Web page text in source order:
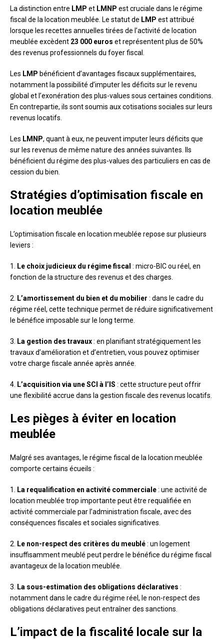
La distinction entre LMP et LMNP est cruciale dans le régime
fiscal de la location meublée. Le statut de LMP est attribué
lorsque les recettes annuelles tirées de l’activité de location
meublée excèdent 23 000 euros et représentent plus de 50%
des revenus professionnels du foyer fiscal.
Les LMP bénéficient d’avantages fiscaux supplémentaires,
notamment la possibilité d’imputer les déficits sur le revenu
global et l’exonération des plus-values sous certaines conditions.
En contrepartie, ils sont soumis aux cotisations sociales sur leurs
revenus locatifs.
Les LMNP, quant à eux, ne peuvent imputer leurs déficits que
sur les revenus de même nature des années suivantes. Ils
bénéficient du régime des plus-values des particuliers en cas de
cession du bien.
Stratégies d’optimisation fiscale en
location meublée
L’optimisation fiscale en location meublée repose sur plusieurs
leviers :
1. Le choix judicieux du régime fiscal : micro-BIC ou réel, en
fonction de la structure des revenus et des charges.
2. L’amortissement du bien et du mobilier : dans le cadre du
régime réel, cette technique permet de réduire significativement
le bénéfice imposable sur le long terme.
3. La gestion des travaux: en planifiant stratégiquement les
travaux d’amélioration et d’entretien, vous pouvez optimiser
votre charge fiscale année après année.
4. L’acquisition via une SCI à l’IS : cette structure peut offrir
une flexibilité accrue dans la gestion fiscale des revenus locatifs.
Les pièges à éviter en location
meublée
Malgré ses avantages, le régime fiscal de la location meublée
comporte certains écueils :
1. La requalification en activité commerciale: une activité de
location meublée trop importante peut être requalifiée en
activité commerciale par l’administration fiscale, avec des
conséquences fiscales et sociales significatives.
2. Le non-respect des critères du meublé: un logement
insuffisamment meublé peut perdre le bénéfice du régime fiscal
avantageux de la location meublée.
3. La sous-estimation des obligations déclaratives :
notamment dans le cadre du régime réel, le non-respect des
obligations déclaratives peut entraîner des sanctions.
L’impact de la fiscalité locale sur la